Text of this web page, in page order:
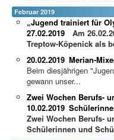
Februar 2019
„Jugend trainiert für
27.02.2019
Am
Treptow-Köpenick als
Merian-
20.02.2019
Beim diesjährigen
gewann unser...
Zwei Wochen Berufs-
10.02.2019
Zwei Wochen Berufs-
Schülerinnen und